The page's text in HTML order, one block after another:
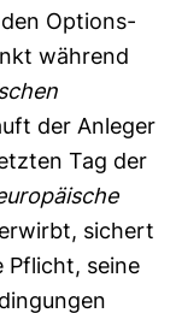
den Options­
während
der Anleger
Tag der
sichert
Pflicht, seine